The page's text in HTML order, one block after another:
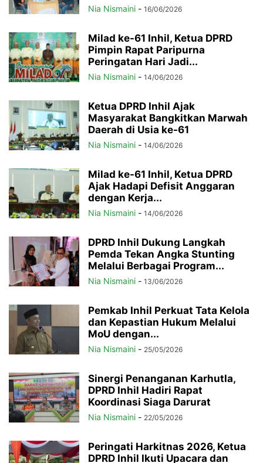
Nia Nismaini - 16/06/2026
Milad ke-61 Inhil, Ketua DPRD
Pimpin Rapat Paripurna
Peringatan Hari Jadi...
Nia Nismaini - 14/06/2026
Ketua DPRD Inhil Ajak
Masyarakat Bangkitkan Marwah
Daerah di Usia ke-61
Nia Nismaini - 14/06/2026
Milad ke-61 Inhil, Ketua DPRD
Ajak Hadapi Defisit Anggaran
dengan Kerja...
Nia Nismaini - 14/06/2026
DPRD Inhil Dukung Langkah
Pemda Tekan Angka Stunting
Melalui Berbagai Program...
Nia Nismaini - 13/06/2026
Pemkab Inhil Perkuat Tata Kelola
dan Kepastian Hukum Melalui
MoU dengan...
Nia Nismaini - 25/05/2026
Sinergi Penanganan Karhutla,
DPRD Inhil Hadiri Rapat
Koordinasi Siaga Darurat
Nia Nismaini - 22/05/2026
Peringati Harkitnas 2026, Ketua
DPRD Inhil Ikuti Upacara dan